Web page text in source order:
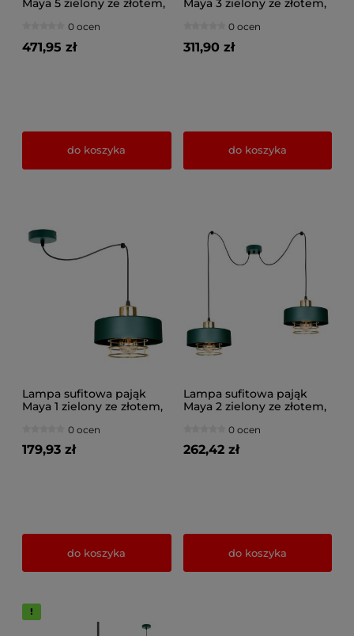
Maya 5 zielony ze złotem,
2250-GG0 ocen
471,95 zł
do koszyka
Maya 3 zielony ze złotem,
2253-GG0 ocen
311,90 zł
do koszyka
Lampa sufitowa pająk
Maya 1 zielony ze złotem,
0 ocen
179,93 zł
do koszyka
Lampa sufitowa pająk
Maya 2 zielony ze złotem,
2252-GG0 ocen
262,42 zł
do koszyka